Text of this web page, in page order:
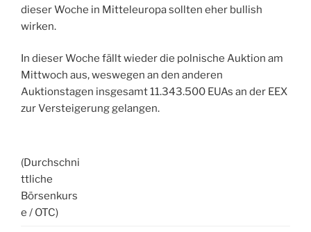
dieser Woche in Mitteleuropa sollten eher bullish
wirken.
In dieser Woche fällt wieder die polnische Auktion am
Mittwoch aus, weswegen an den anderen
Auktionstagen insgesamt 11.343.500 EUAs an der EEX
zur Versteigerung gelangen.
(Durchschni
ttliche
Börsenkurs
e / OTC)